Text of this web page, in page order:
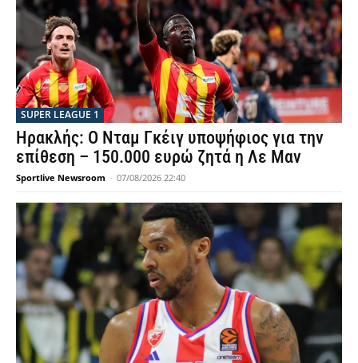
SUPER LEAGUE 1
Ηρακλής: Ο Νταμ Γκέιγ υποψήφιος για την
επίθεση – 150.000 ευρώ ζητά η Λε Μαν
Sportlive Newsroom - 07/08/2026 22:40